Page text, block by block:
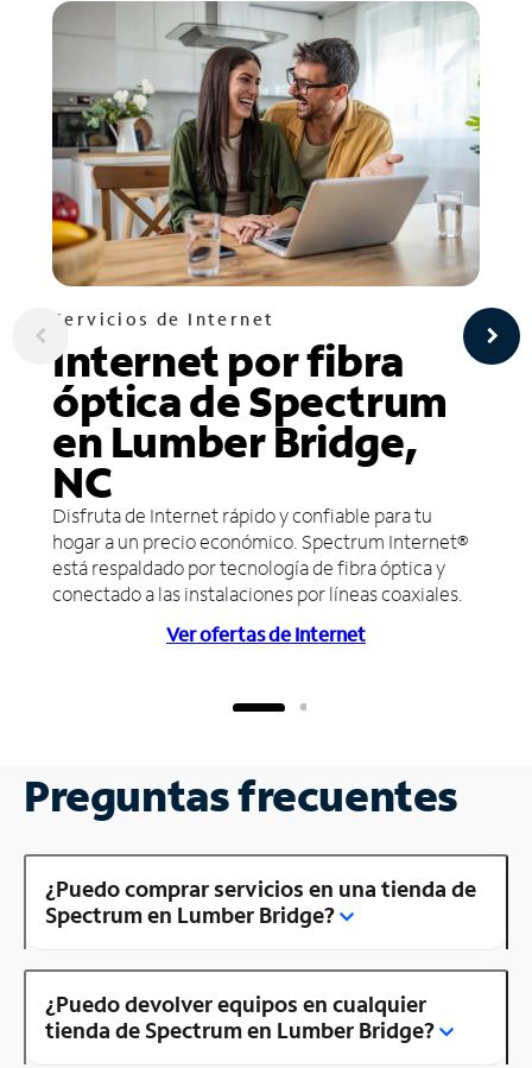
Servicios de Internet
Internet por fibra
óptica de Spectrum
en Lumber Bridge,
NC
Disfruta de Internet rápido y confiable para tu
hogar a un precio económico. Spectrum Internet®
está respaldado por tecnología de fibra óptica y
conectado a las instalaciones por líneas coaxiales.
Ver ofertas de Internet
Preguntas frecuentes
¿Puedo comprar servicios en una tienda de
Spectrum en Lumber Bridge?
¿Puedo devolver equipos en cualquier
tienda de Spectrum en Lumber Bridge?